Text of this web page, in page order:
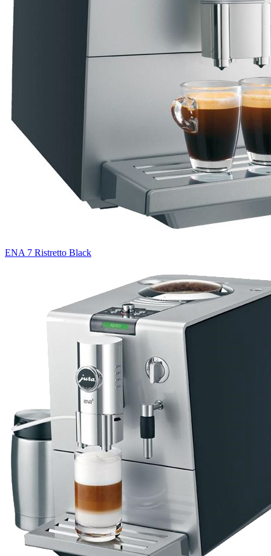
ENA 7 Ristretto Black